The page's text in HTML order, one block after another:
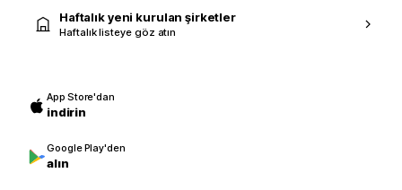
Haftalık yeni kurulan şirketler
Haftalık listeye göz atın
App Store'dan
indirin
Google Play'den
alın